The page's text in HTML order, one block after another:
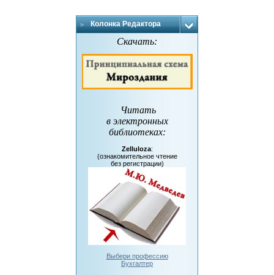
Колонка Редактора
Скачать:
Читать
в электронных
библиотеках:
Zelluloza:
(ознакомительное чтение
без регистрации)
Выбери профессию
Бухгалтер